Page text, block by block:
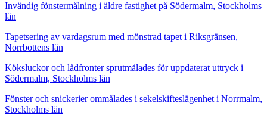
Invändig fönstermålning i äldre fastighet på Södermalm, Stockholms
län
Tapetsering av vardagsrum med mönstrad tapet i Riksgränsen,
Norrbottens län
Köksluckor och lådfronter sprutmålades för uppdaterat uttryck i
Södermalm, Stockholms län
Fönster och snickerier ommålades i sekelskifteslägenhet i Norrmalm,
Stockholms län